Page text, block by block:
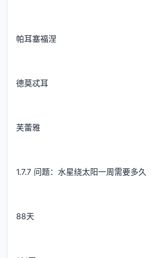
帕耳塞福涅
德莫忒耳
芙蕾雅
1.7.7 问题：水星绕太阳一周需要多久
88天